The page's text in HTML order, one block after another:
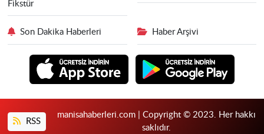
Fikstür
Son Dakika Haberleri Haber Arşivi
RSS
manisahaberleri.com | Copyright © 2023. Her hakkı
saklıdır.